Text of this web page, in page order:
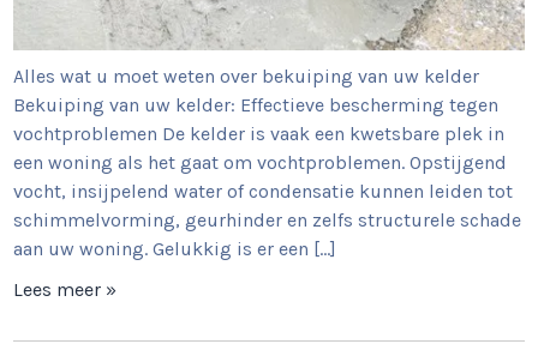
Alles wat u moet weten over bekuiping van uw kelder
Bekuiping van uw kelder: Effectieve bescherming tegen
vochtproblemen De kelder is vaak een kwetsbare plek in
een woning als het gaat om vochtproblemen. Opstijgend
vocht, insijpelend water of condensatie kunnen leiden tot
schimmelvorming, geurhinder en zelfs structurele schade
aan uw woning. Gelukkig is er een […]
Lees meer »